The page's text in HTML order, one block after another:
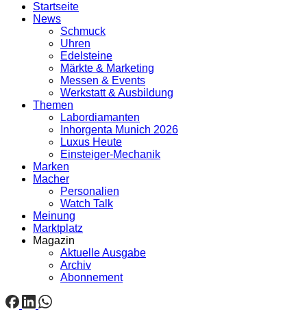
Startseite
News
Schmuck
Uhren
Edelsteine
Märkte & Marketing
Messen & Events
Werkstatt & Ausbildung
Themen
Labordiamanten
Inhorgenta Munich 2026
Luxus Heute
Einsteiger-Mechanik
Marken
Macher
Personalien
Watch Talk
Meinung
Marktplatz
Magazin
Aktuelle Ausgabe
Archiv
Abonnement